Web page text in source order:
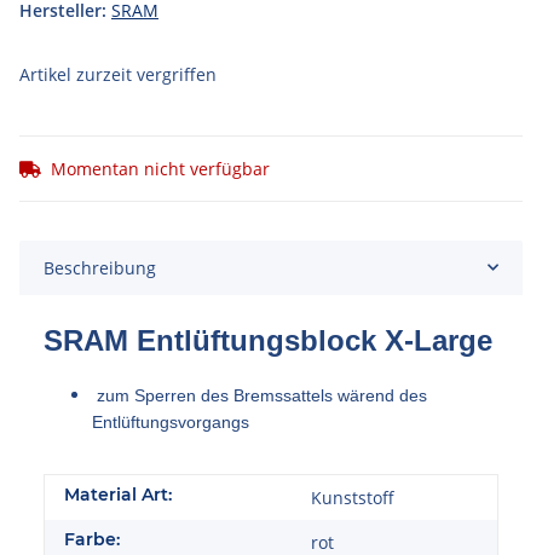
Hersteller: SRAM
Artikel zurzeit vergriffen
Momentan nicht verfügbar
Beschreibung
SRAM Entlüftungsblock X-Large
zum Sperren des Bremssattels wärend des
Entlüftungsvorgangs
Material Art: Kunststoff
Farbe: rot